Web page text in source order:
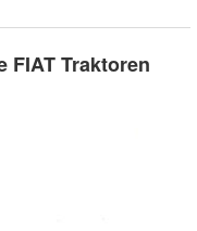
FIAT Traktoren